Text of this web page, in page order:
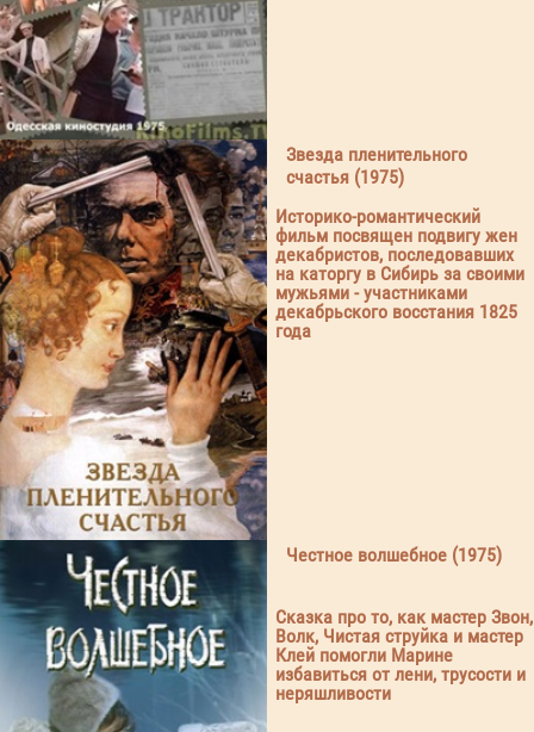
Звезда пленительного
счастья (1975)
Историко-романтический
фильм посвящен подвигу жен
декабристов, последовавших
на каторгу в Сибирь за своими
мужьями - участниками
декабрьского восстания 1825
года
Честное волшебное (1975)
Сказка про то, как мастер Звон,
Волк, Чистая струйка и мастер
Клей помогли Марине
избавиться от лени, трусости и
неряшливости